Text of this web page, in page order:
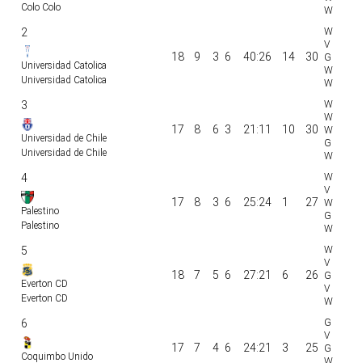
Colo Colo
2
Universidad Catolica
Universidad Catolica
18 9 3 6 40:26 14 30
3
Universidad de Chile
Universidad de Chile
17 8 6 3 21:11 10 30
4
Palestino
Palestino
17 8 3 6 25:24 1 27
5
Everton CD
Everton CD
18 7 5 6 27:21 6 26
6
Coquimbo Unido
17 7 4 6 24:21 3 25